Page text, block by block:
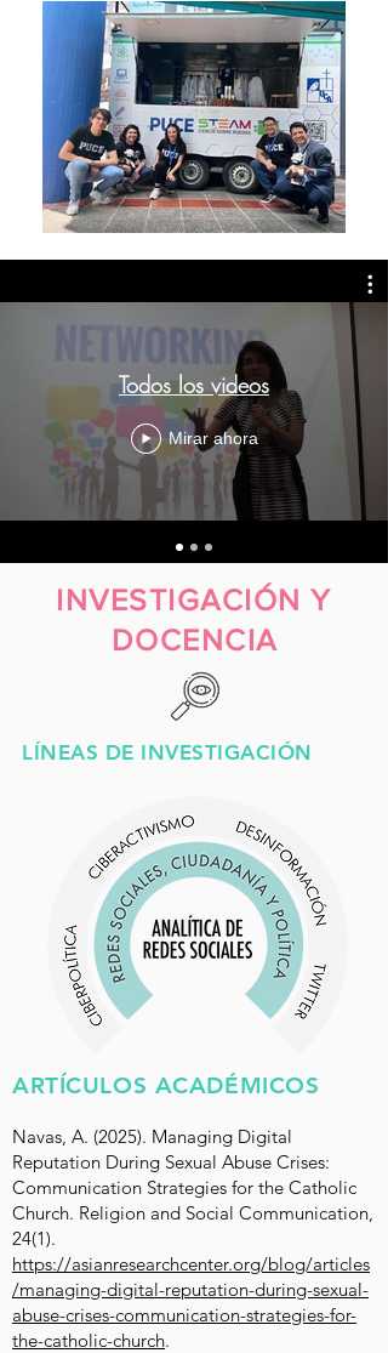
Todos los videos
Mirar ahora
INVESTIGACIÓN Y
DOCENCIA
LÍNEAS DE INVESTIGACIÓN
ARTÍCULOS ACADÉMICOS
Navas, A. (2025). Managing Digital
Reputation During Sexual Abuse Crises:
Communication Strategies for the Catholic
Church. Religion and Social Communication,
24(1).
https://asianresearchcenter.org/blog/articles
/managing-digital-reputation-during-sexual-
abuse-crises-communication-strategies-for-
the-catholic-church.